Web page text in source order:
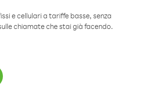
e cellulari a tariffe basse, senza
chiamate che stai già facendo.